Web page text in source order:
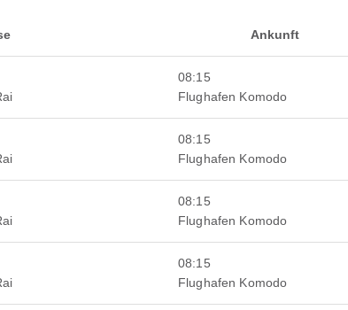
Ankunft
08:15
Flughafen Komodo
08:15
Flughafen Komodo
08:15
Flughafen Komodo
08:15
Flughafen Komodo